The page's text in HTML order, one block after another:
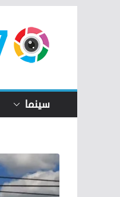
content
سينما